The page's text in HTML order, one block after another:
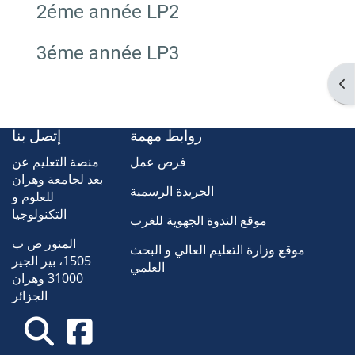
2éme année LP2
3éme année LP3
إتصل بنا
منصة التعليم عن
بعد لجامعة وهران
للعلوم و
التكنولوجيا
المنور ص ب
1505، بير الجير
31000 وهران
الجزائر
روابط مهمة
فرص عمل
الجريدة الرسمية
موقع الندوة الجهوية للغرب
موقع وزارة التعليم العالي و البحث
العلمي